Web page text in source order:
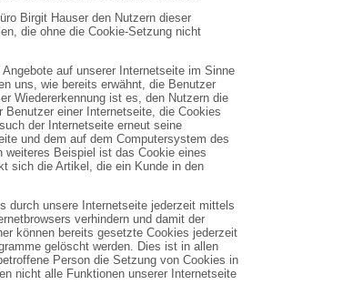
Birgit Hauser den Nutzern dieser
die ohne die Cookie-Setzung nicht
auf unserer Internetseite im Sinne
uns, wie bereits erwähnt, die Benutzer
Wiedererkennung ist es, den Nutzern die
Benutzer einer Internetseite, die Cookies
der Internetseite erneut seine
und dem auf dem Computersystem des
weiteres Beispiel ist das Cookie eines
sich die Artikel, die ein Kunde in den
durch unsere Internetseite jederzeit mittels
verhindern und damit der
können bereits gesetzte Cookies jederzeit
gelöscht werden. Dies ist in allen
Person die Setzung von Cookies in
nicht alle Funktionen unserer Internetseite